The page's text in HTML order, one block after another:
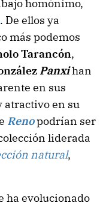
homónimo,
. De ellos ya
más podemos
Tarancón,
Panxihan
en sus
atractivo en su
Renopodrían ser
liderada
natural,
ha evolucionado